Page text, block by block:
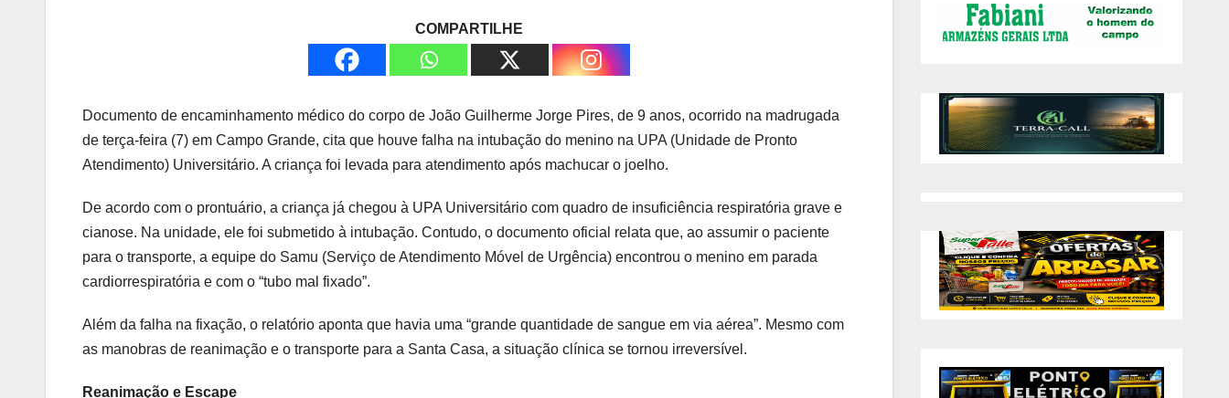
COMPARTILHE
Documento de encaminhamento médico do corpo de João Guilherme Jorge Pires, de 9 anos, ocorrido na madrugada
de terça-feira (7) em Campo Grande, cita que houve falha na intubação do menino na UPA (Unidade de Pronto
Atendimento) Universitário. A criança foi levada para atendimento após machucar o joelho.
De acordo com o prontuário, a criança já chegou à UPA Universitário com quadro de insuficiência respiratória grave e
cianose. Na unidade, ele foi submetido à intubação. Contudo, o documento oficial relata que, ao assumir o paciente
para o transporte, a equipe do Samu (Serviço de Atendimento Móvel de Urgência) encontrou o menino em parada
cardiorrespiratória e com o “tubo mal fixado”.
Além da falha na fixação, o relatório aponta que havia uma “grande quantidade de sangue em via aérea”. Mesmo com
as manobras de reanimação e o transporte para a Santa Casa, a situação clínica se tornou irreversível.
Reanimação e Escape